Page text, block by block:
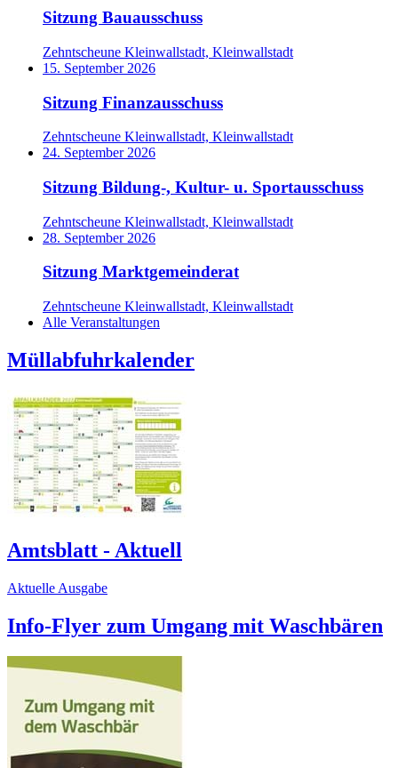
Sitzung Bauausschuss
Zehntscheune Kleinwallstadt, Kleinwallstadt
15. September 2026
Sitzung Finanzausschuss
Zehntscheune Kleinwallstadt, Kleinwallstadt
24. September 2026
Sitzung Bildung-, Kultur- u. Sportausschuss
Zehntscheune Kleinwallstadt, Kleinwallstadt
28. September 2026
Sitzung Marktgemeinderat
Zehntscheune Kleinwallstadt, Kleinwallstadt
Alle Veranstaltungen
Müllabfuhrkalender
Amtsblatt - Aktuell
Aktuelle Ausgabe
Info-Flyer zum Umgang mit Waschbären